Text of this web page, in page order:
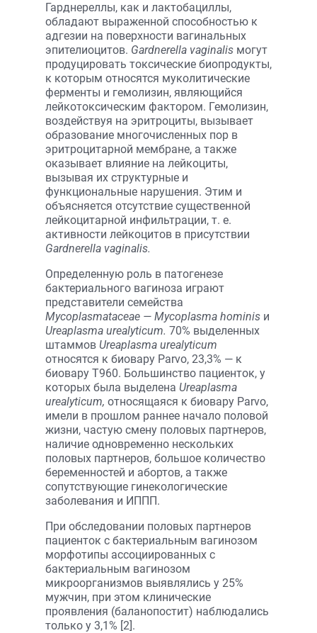
Гарднереллы, как и лактобациллы,
обладают выраженной способностью к
адгезии на поверхности вагинальных
эпителиоцитов. Gardnerella vaginalis могут
продуцировать токсические биопродукты,
к которым относятся муколитические
ферменты и гемолизин, являющийся
лейкотоксическим фактором. Гемолизин,
воздействуя на эритроциты, вызывает
образование многочисленных пор в
эритроцитарной мембране, а также
оказывает влияние на лейкоциты,
вызывая их структурные и
функциональные нарушения. Этим и
объясняется отсутствие существенной
лейкоцитарной инфильтрации, т. е.
активности лейкоцитов в присутствии
Gardnerella vaginalis.
Определенную роль в патогенезе
бактериального вагиноза играют
представители семейства
Mycoplasmataceae — Mycoplasma hominis и
Ureaplasma urealyticum. 70% выделенных
штаммов Ureaplasma urealyticum
относятся к биовару Parvo, 23,3% — к
биовару Т960. Большинство пациенток, у
которых была выделена Ureaplasma
urealyticum, относящаяся к биовару Parvo,
имели в прошлом раннее начало половой
жизни, частую смену половых партнеров,
наличие одновременно нескольких
половых партнеров, большое количество
беременностей и абортов, а также
сопутст­вующие гинекологические
заболевания и ИППП.
При обследовании половых партнеров
пациенток с бактериальным вагинозом
морфотипы ассоциированных с
бактериальным вагинозом
микроорганизмов выявлялись у 25%
мужчин, при этом клинические
проявления (баланопостит) наблюдались
только у 3,1% [2].